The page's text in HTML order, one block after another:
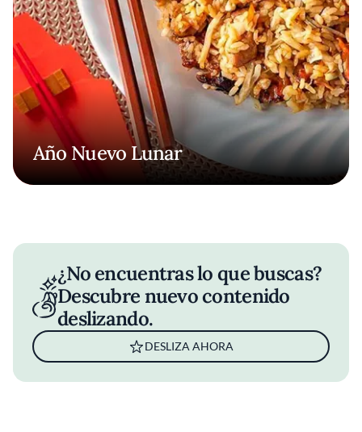
Año Nuevo Lunar
¿No encuentras lo que buscas?
Descubre nuevo contenido
deslizando.
DESLIZA AHORA